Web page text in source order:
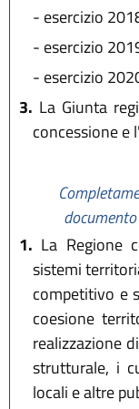
- esercizio
- esercizio
- esercizio
3. La Giunta
concessione e
1. La Regione
sistemi
competitivo e
coesione
realizzazione
strutturale, i
locali e altre